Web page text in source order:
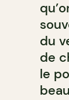
du
de
le